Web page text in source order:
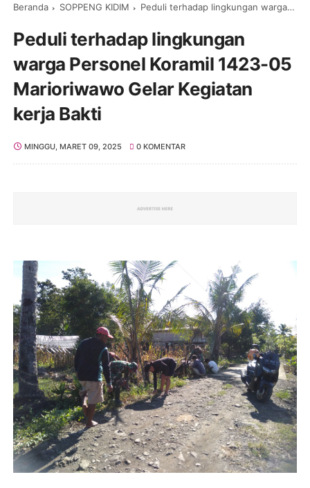
Beranda SOPPENG KIDIM Peduli terhadap lingkungan warga Personel Koramil 1423-05 Marioriwawo Gelar Kegiatan kerja Bakti
Peduli terhadap lingkungan
warga Personel Koramil 1423-05
Marioriwawo Gelar Kegiatan
kerja Bakti
MINGGU, MARET 09, 2025 0 KOMENTAR